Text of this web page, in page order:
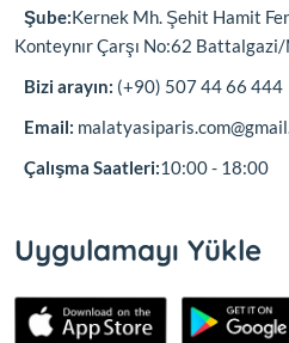
Şube:Kernek Mh. Şehit Hamit
Konteynır Çarşı No:62
Bizi arayın: (+90) 507 44 66 444
Email:
Çalışma Saatleri:10:00 - 18:00
Uygulamayı Yükle